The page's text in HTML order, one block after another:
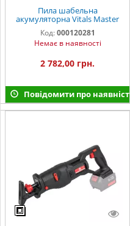
Пила шабельна
акумуляторна Vitals Master
ATz 1822Pp SmartLine
Код: 000120281
Немає в наявності
2 782,00 грн.
Повідомити про наявність